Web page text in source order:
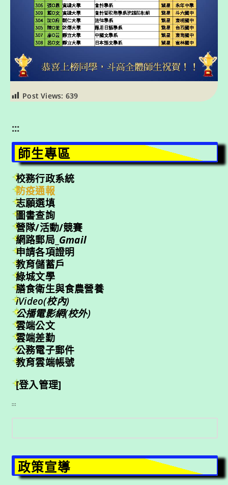
Post Views: 639
:::
師生專區
校務行政系統
防疫通報
志願選填
圖書查詢
營隊/活動/競賽
網路郵局_ Gmail
申請各項證明
教育儲蓄戶
綠城文學
膳食衛生與食農營養
iVideo(校內)
公播電影網(校外)
雲端公文
雲端差勤
公務電子郵件
教育雲端帳號
[登入管理]
:::
尋
政策宣導